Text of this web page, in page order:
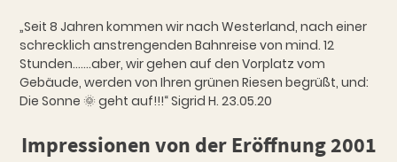
„Seit 8 Jahren kommen wir nach Westerland, nach einer
schrecklich anstrengenden Bahnreise von mind. 12
Stunden…….aber, wir gehen auf den Vorplatz vom
Gebäude, werden von Ihren grünen Riesen begrüßt, und:
Die Sonne 🌞 geht auf!!!“ Sigrid H. 23.05.20
Impressionen von der Eröffnung 2001